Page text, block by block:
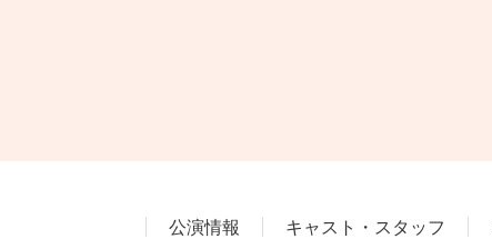
公演情報 キャスト・スタッフ